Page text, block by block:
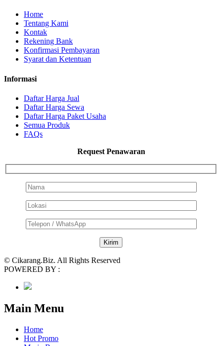
Home
Tentang Kami
Kontak
Rekening Bank
Konfirmasi Pembayaran
Syarat dan Ketentuan
Informasi
Daftar Harga Jual
Daftar Harga Sewa
Daftar Harga Paket Usaha
Semua Produk
FAQs
Request Penawaran
© Cikarang.Biz. All Rights Reserved
POWERED BY :
Main Menu
Home
Hot Promo